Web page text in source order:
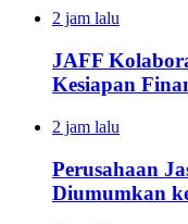
2 jam lalu
JAFF
Kesiapan
2 jam lalu
Perusahaan
Diumumkan